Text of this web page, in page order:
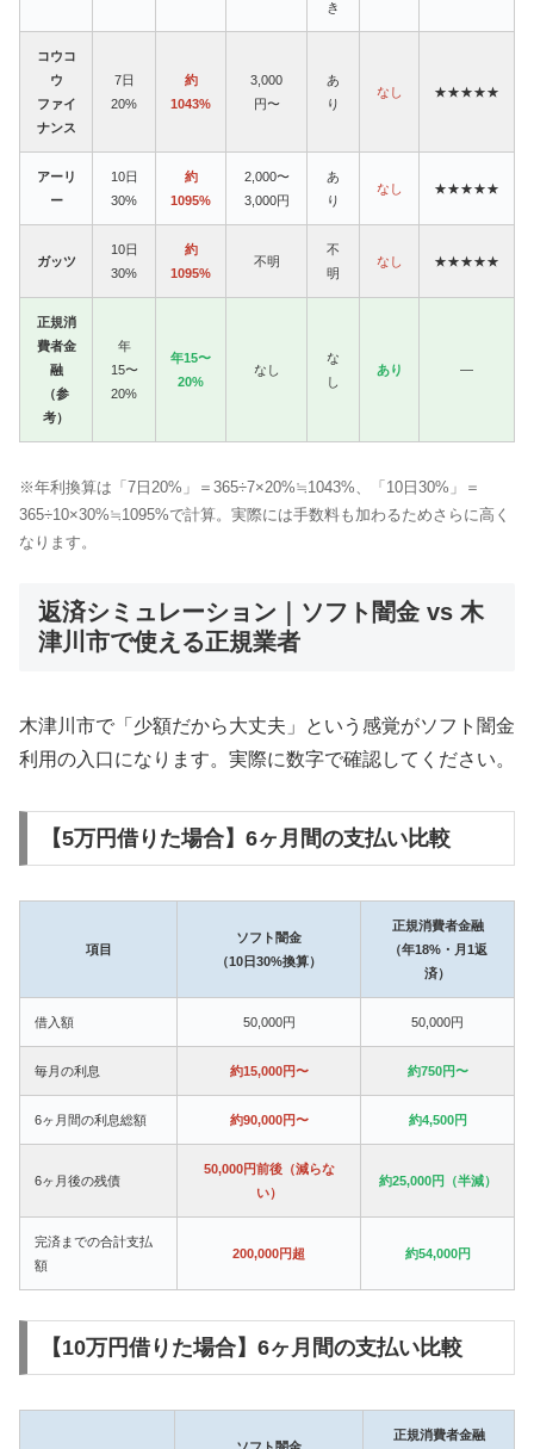
き
コウコ
ウ
ファイ
ナンス
7日
20%
約
1043%
3,000
円〜
あ
り
なし ★★★★★
アーリ
ー
10日
30%
約
1095%
2,000〜
3,000円
あ
り
なし ★★★★★
ガッツ
10日
30%
約
1095%
不明
不
明
なし ★★★★★
正規消
費者金
融
（参
考）
年
15〜
20%
年15〜
20%
なし
な
し
あり —
※年利換算は「7日20%」＝365÷7×20%≒1043%、「10日30%」＝
365÷10×30%≒1095%で計算。実際には手数料も加わるためさらに高く
なります。
返済シミュレーション｜ソフト闇金 vs 木
津川市で使える正規業者
木津川市で「少額だから大丈夫」という感覚がソフト闇金
利用の入口になります。実際に数字で確認してください。
【5万円借りた場合】6ヶ月間の支払い比較
項目
ソフト闇金
（10日30%換算）
正規消費者金融
（年18%・月1返
済）
借入額 50,000円 50,000円
毎月の利息 約15,000円〜 約750円〜
6ヶ月間の利息総額 約90,000円〜 約4,500円
6ヶ月後の残債
50,000円前後（減らな
い）
約25,000円（半減）
完済までの合計支払
額
200,000円超 約54,000円
【10万円借りた場合】6ヶ月間の支払い比較
正規消費者金融